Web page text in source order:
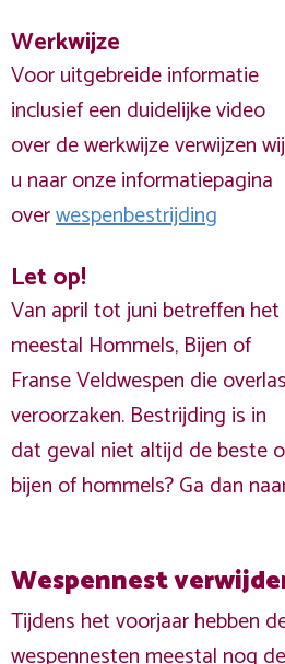
Werkwijze
Voor uitgebreide informatie
inclusief een duidelijke video
over de werkwijze verwijzen wij
u naar onze informatiepagina
overwespenbestrijding
Let op!
Van april tot juni betreffen het
meestal Hommels, Bijen of
Franse Veldwespen die
veroorzaken. Bestrijding is in
dat geval niet altijd de beste
bijen of hommels? Ga dan
Wespennest
Tijdens het voorjaar hebben